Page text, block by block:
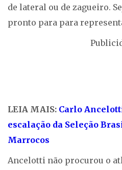
de lateral ou de zagueiro.
pronto para para
LEIA MAIS: Carlo
escalação da Seleção
Marrocos
Ancelotti não procurou o